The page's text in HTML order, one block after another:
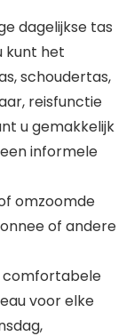
dagelijkse tas
kunt het
schoudertas,
reisfunctie
u gemakkelijk
informele
omzoomde
of andere
comfortabele
voor elke